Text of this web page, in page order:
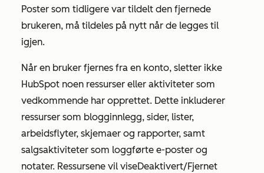
Poster som tidligere var tildelt den fjernede
brukeren, må tildeles på nytt når de legges til
igjen.
Når en bruker fjernes fra en konto, sletter ikke
HubSpot noen ressurser eller aktiviteter som
vedkommende har opprettet. Dette inkluderer
ressurser som blogginnlegg, sider, lister,
arbeidsflyter, skjemaer og rapporter, samt
salgsaktiviteter som loggførte e-poster og
notater. Ressursene vil viseDeaktivert/Fjernet